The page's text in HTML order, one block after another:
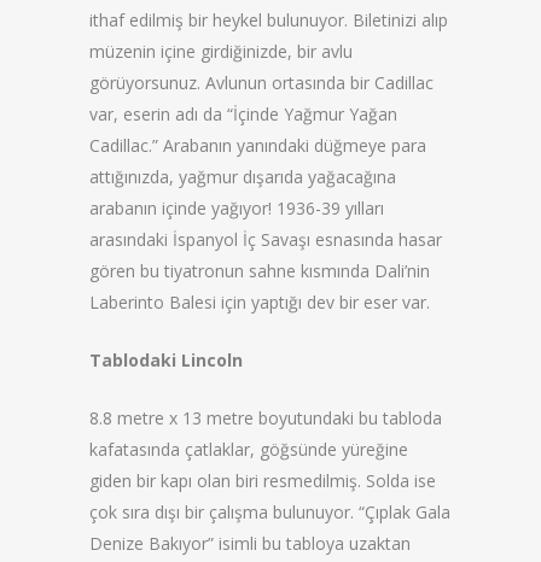
ithaf edilmiş bir heykel bulunuyor. Biletinizi alıp
müzenin içine girdiğinizde, bir avlu
görüyorsunuz. Avlunun ortasında bir Cadillac
var, eserin adı da “İçinde Yağmur Yağan
Cadillac.” Arabanın yanındaki düğmeye para
attığınızda, yağmur dışarıda yağacağına
arabanın içinde yağıyor! 1936-39 yılları
arasındaki İspanyol İç Savaşı esnasında hasar
gören bu tiyatronun sahne kısmında Dali’nin
Laberinto Balesi için yaptığı dev bir eser var.
Tablodaki Lincoln
8.8 metre x 13 metre boyutundaki bu tabloda
kafatasında çatlaklar, göğsünde yüreğine
giden bir kapı olan biri resmedilmiş. Solda ise
çok sıra dışı bir çalışma bulunuyor. “Çıplak Gala
Denize Bakıyor” isimli bu tabloya uzaktan